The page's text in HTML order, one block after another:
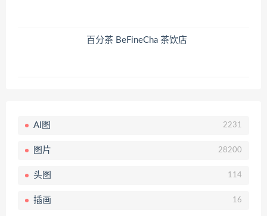
百分茶 BeFineCha 茶饮店
AI图 2231
图片 28200
头图 114
插画 16